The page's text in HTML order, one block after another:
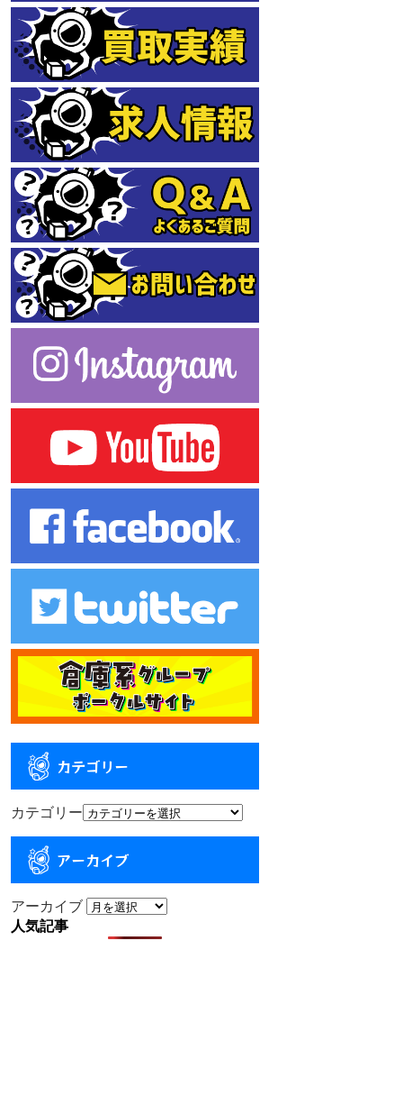
カテゴリー
カテゴリー
アーカイブ
アーカイブ
人気記事